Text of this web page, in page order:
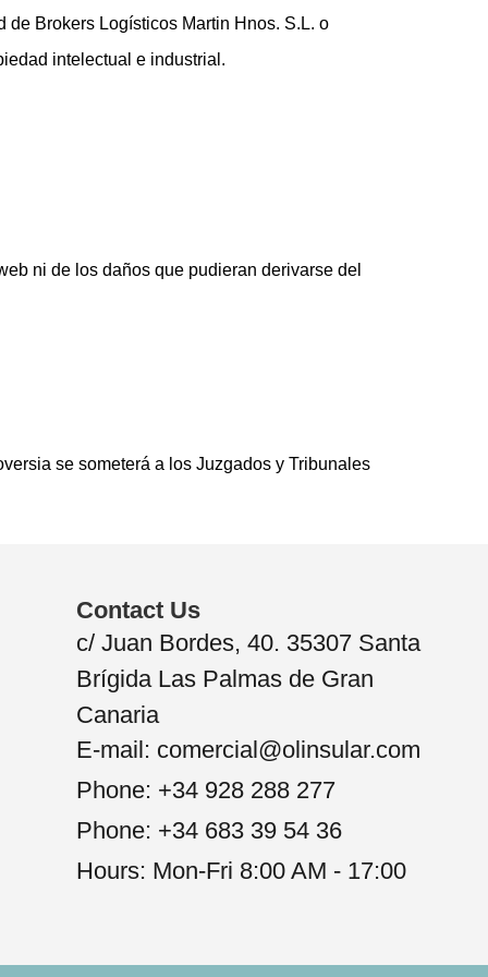
de Brokers Logísticos Martin Hnos. S.L. o
intelectual e industrial.
ni de los daños que pudieran derivarse del
se someterá a los Juzgados y Tribunales
Contact Us
c/ Juan Bordes, 40. 35307 Santa
Brígida Las Palmas de Gran
Canaria
E-mail: comercial@olinsular.com
Phone: +34 928 288 277
Phone: +34 683 39 54 36
Hours: Mon-Fri 8:00 AM - 17:00